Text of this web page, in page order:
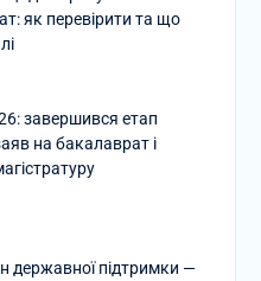
як перевірити та що
завершився етап
на бакалаврат і
державної підтримки —